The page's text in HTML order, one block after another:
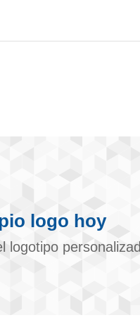
logo hoy
logotipo